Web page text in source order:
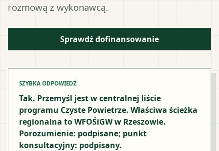
rozmową z wykonawcą.
Sprawdź dofinansowanie
SZYBKA ODPOWIEDŹ
Tak. Przemyśl jest w centralnej liście
programu Czyste Powietrze. Właściwa ścieżka
regionalna to WFOŚiGW w Rzeszowie.
Porozumienie: podpisane; punkt
konsultacyjny: podpisany.